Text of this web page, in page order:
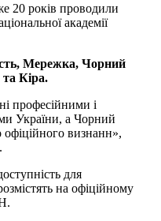
20 років проводили
академії
Мережка, Чорний
Кіра.
професійними і
України, а Чорний
офіційного визнанн»,
для
на офіційному